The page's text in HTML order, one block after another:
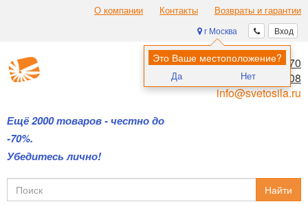
О компании Контакты Возвраты и гарантии
Вход
г Москва
Это Ваше местоположение?
Да Нет
Ещё 2000 товаров - честно до
-70%.
Убедитесь лично!
8 (495) 970-00-70
8 (800) 700-11-08
info@svetosila.ru
Найти